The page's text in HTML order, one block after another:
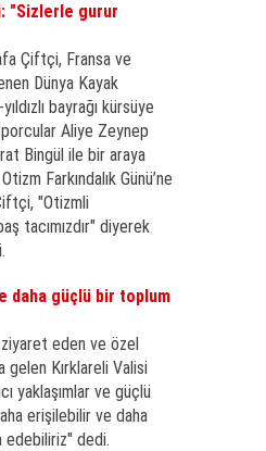
"Sizlerle gurur
Çiftçi, Fransa ve
Dünya Kayak
bayrağı kürsüye
Aliye Zeynep
Bingül ile bir araya
Farkındalık Günü’ne
"Otizmli
tacımızdır" diyerek
daha güçlü bir toplum
eden ve özel
Kırklareli Valisi
yaklaşımlar ve güçlü
erişilebilir ve daha
edebiliriz" dedi.